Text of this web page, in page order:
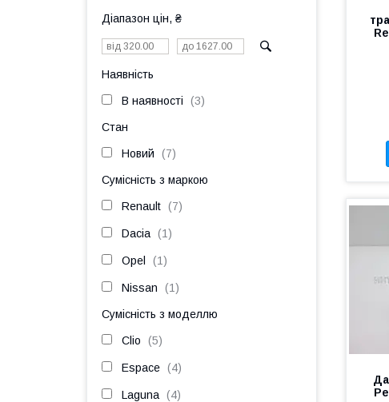
Діапазон цін, ₴
Наявність
В наявності 3
Стан
Новий 7
Сумісність з маркою
Renault 7
Dacia 1
Opel 1
Nissan 1
Сумісність з моделлю
Clio 5
Espace 4
Laguna 4